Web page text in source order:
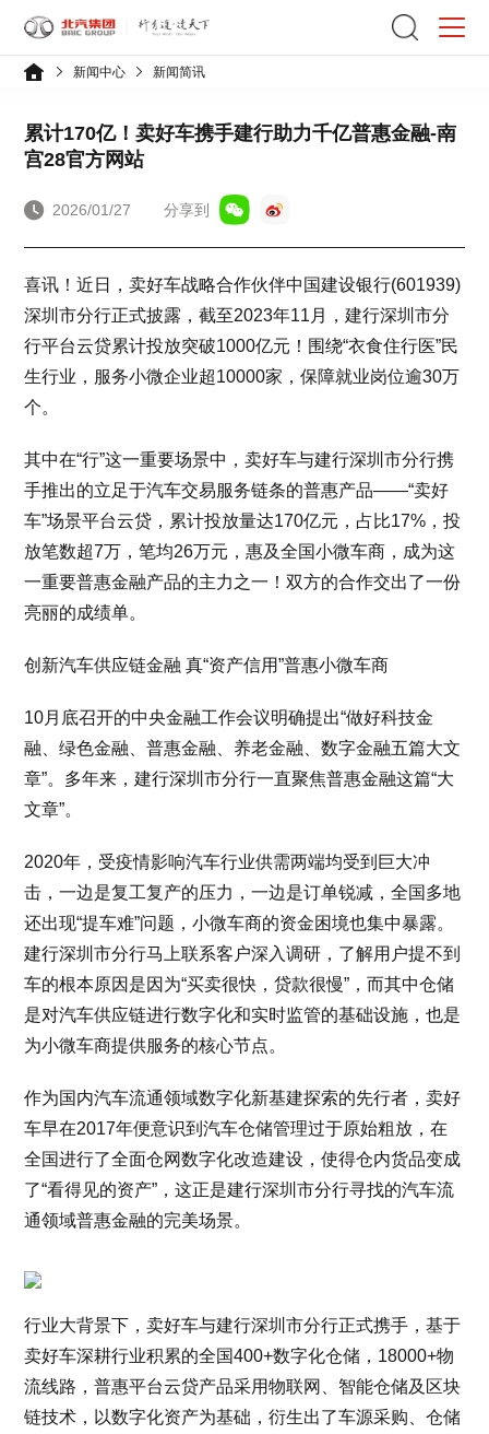
新闻中心 新闻简讯
累计170亿！卖好车携手建行助力千亿普惠金融-南
宫28官方网站
2026/01/27 分享到
喜讯！近日，卖好车战略合作伙伴中国建设银行(601939)
深圳市分行正式披露，截至2023年11月，建行深圳市分
行平台云贷累计投放突破1000亿元！围绕“衣食住行医”民
生行业，服务小微企业超10000家，保障就业岗位逾30万
个。
其中在“行”这一重要场景中，卖好车与建行深圳市分行携
手推出的立足于汽车交易服务链条的普惠产品——“卖好
车”场景平台云贷，累计投放量达170亿元，占比17%，投
放笔数超7万，笔均26万元，惠及全国小微车商，成为这
一重要普惠金融产品的主力之一！双方的合作交出了一份
亮丽的成绩单。
创新汽车供应链金融 真“资产信用”普惠小微车商
10月底召开的中央金融工作会议明确提出“做好科技金
融、绿色金融、普惠金融、养老金融、数字金融五篇大文
章”。多年来，建行深圳市分行一直聚焦普惠金融这篇“大
文章”。
2020年，受疫情影响汽车行业供需两端均受到巨大冲
击，一边是复工复产的压力，一边是订单锐减，全国多地
还出现“提车难”问题，小微车商的资金困境也集中暴露。
建行深圳市分行马上联系客户深入调研，了解用户提不到
车的根本原因是因为“买卖很快，贷款很慢”，而其中仓储
是对汽车供应链进行数字化和实时监管的基础设施，也是
为小微车商提供服务的核心节点。
作为国内汽车流通领域数字化新基建探索的先行者，卖好
车早在2017年便意识到汽车仓储管理过于原始粗放，在
全国进行了全面仓网数字化改造建设，使得仓内货品变成
了“看得见的资产”，这正是建行深圳市分行寻找的汽车流
通领域普惠金融的完美场景。
行业大背景下，卖好车与建行深圳市分行正式携手，基于
卖好车深耕行业积累的全国400+数字化仓储，18000+物
流线路，普惠平台云贷产品采用物联网、智能仓储及区块
链技术，以数字化资产为基础，衍生出了车源采购、仓储